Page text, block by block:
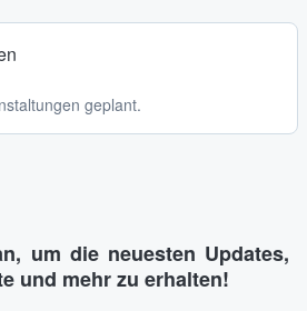
geplant.
um die neuesten Updates,
und mehr zu erhalten!